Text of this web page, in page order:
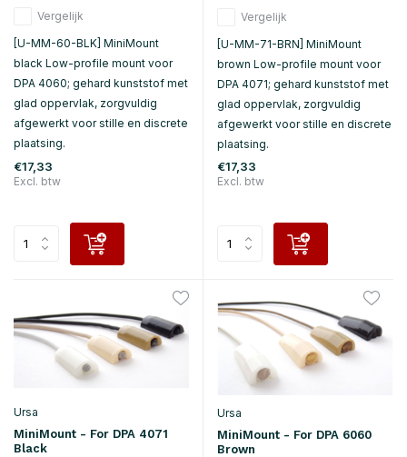
Vergelijk
[U-MM-60-BLK] MiniMount
black Low-profile mount voor
DPA 4060; gehard kunststof met
glad oppervlak, zorgvuldig
afgewerkt voor stille en discrete
plaatsing.
€17,33
Excl. btw
Vergelijk
[U-MM-71-BRN] MiniMount
brown Low-profile mount voor
DPA 4071; gehard kunststof met
glad oppervlak, zorgvuldig
afgewerkt voor stille en discrete
plaatsing.
€17,33
Excl. btw
Ursa
MiniMount - For DPA 4071
Black
Ursa
MiniMount - For DPA 6060
Brown